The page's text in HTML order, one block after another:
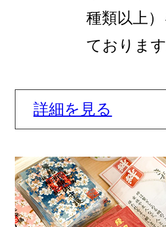
種類以上
ております
詳細を見る